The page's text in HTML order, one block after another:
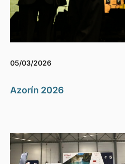
05/03/2026
Azorín 2026